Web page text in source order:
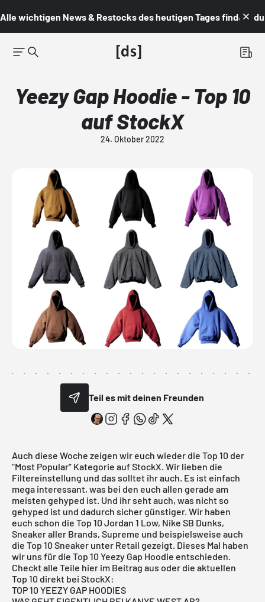
Alle wichtigen News & Restocks des heutigen Tages findest du
Yeezy Gap Hoodie - Top 10
auf StockX
24. Oktober 2022
Teil es mit deinen Freunden
Auch diese Woche zeigen wir euch wieder die Top 10 der
"Most Popular" Kategorie auf StockX. Wir lieben die
Filtereinstellung und das solltet ihr auch. Es ist einfach
mega interessant, was bei den euch allen gerade am
meisten gehyped ist. Und ihr seht auch, was nicht so
gehyped ist und dadurch sicher günstiger. Wir haben
euch schon die Top 10 Jordan 1 Low, Nike SB Dunks,
Sneakeraller Brands, Supreme und beispielsweise auch
die Top 10 Sneaker unter Retail gezeigt. Dieses Mal haben
wir uns für die Top 10 Yeezy Gap Hoodie entschieden.
Checkt alle Teile hier im Beitrag aus oder die aktuellen
Top 10 direkt bei StockX:
TOP 10 YEEZY GAP HOODIES